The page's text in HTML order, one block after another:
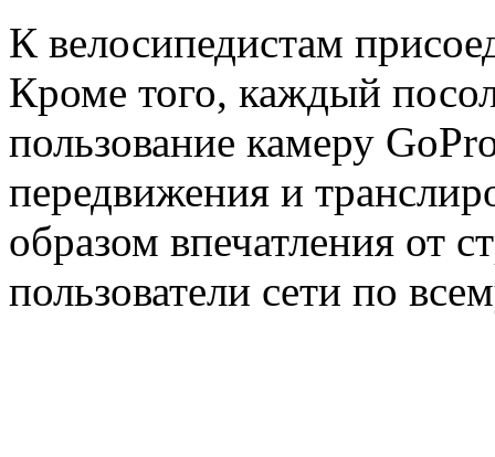
К велосипедистам
Кроме того, каждый
пользование камеру
передвижения и
образом впечатления от
пользователи сети по